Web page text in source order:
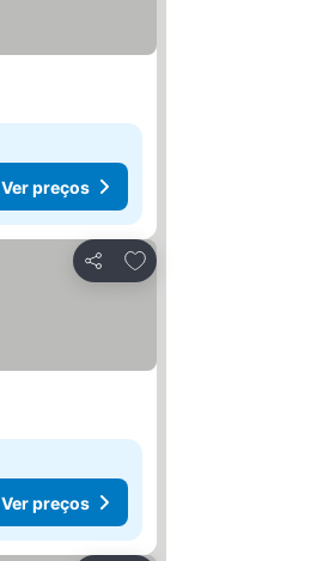
Ver preços
Partilhar
Adicionar aos favoritos
Ver preços